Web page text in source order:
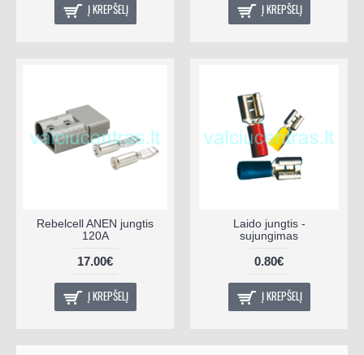
Į KREPŠELĮ Į KREPŠELĮ
Rebelcell ANEN jungtis
120A
17.00€
Į KREPŠELĮ
Laido jungtis -
sujungimas
0.80€
Į KREPŠELĮ